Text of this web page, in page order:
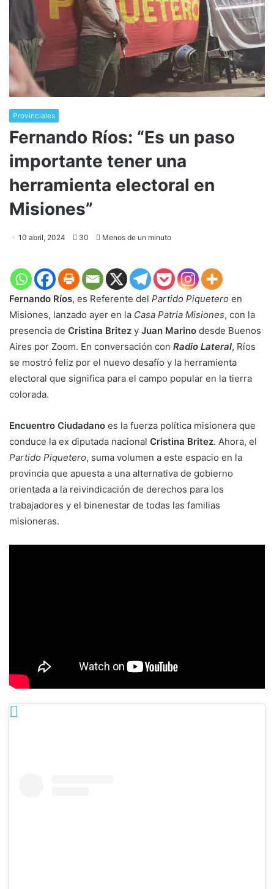
Provinciales
Fernando Ríos: “Es un paso
importante tener una
herramienta electoral en
Misiones”
10 abril, 2024 30 Menos de un minuto
Fernando Ríos, es Referente del Partido Piquetero en
Misiones, lanzado ayer en la Casa Patria Misiones, con la
presencia de Cristina Britez y Juan Marino desde Buenos
Aires por Zoom. En conversación con Radio Lateral, Ríos
se mostró feliz por el nuevo desafío y la herramienta
electoral que significa para el campo popular en la tierra
colorada.
Encuentro Ciudadano es la fuerza política misionera que
conduce la ex diputada nacional Cristina Britez. Ahora, el
Partido Piquetero, suma volumen a este espacio en la
provincia que apuesta a una alternativa de gobierno
orientada a la reivindicación de derechos para los
trabajadores y el binenestar de todas las familias
misioneras.